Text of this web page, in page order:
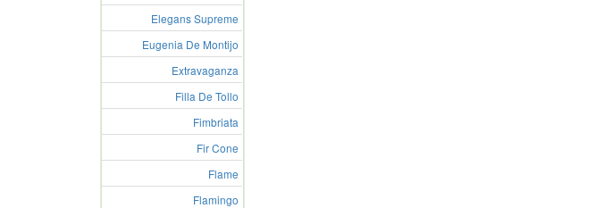
Elegans Supreme
Eugenia De Montijo
Extravaganza
Filla De Tollo
Fimbriata
Fir Cone
Flame
Flamingo